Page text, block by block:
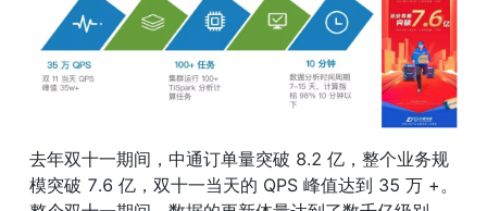
去年双十一期间，中通订单量突破 8.2 亿，整个业务规
模突破 7.6 亿，双十一当天的 QPS 峰值达到 35 万 +。